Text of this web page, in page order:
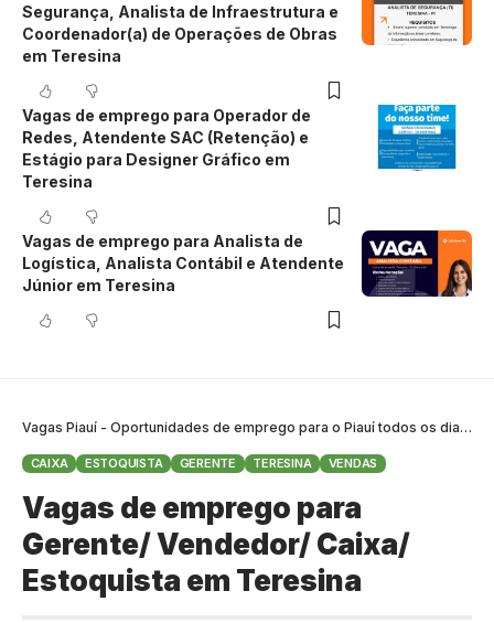
Segurança, Analista de Infraestrutura e
Coordenador(a) de Operações de Obras
em Teresina
Vagas de emprego para Operador de
Redes, Atendente SAC (Retenção) e
Estágio para Designer Gráfico em
Teresina
Vagas de emprego para Analista de
Logística, Analista Contábil e Atendente
Júnior em Teresina
Vagas Piauí - Oportunidades de emprego para o Piauí todos os dias>
CAIXA ESTOQUISTA GERENTE TERESINA VENDAS
Vagas de emprego para
Gerente/ Vendedor/ Caixa/
Estoquista em Teresina